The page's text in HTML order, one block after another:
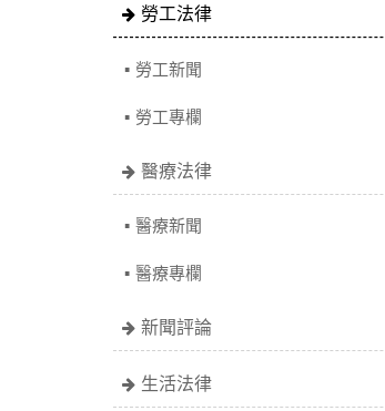
勞工法律
勞工新聞
勞工專欄
醫療法律
醫療新聞
醫療專欄
新聞評論
生活法律